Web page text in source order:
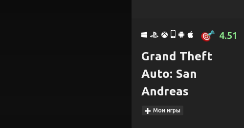
4.51
Grand Theft
Auto: San
Andreas
Мои игры